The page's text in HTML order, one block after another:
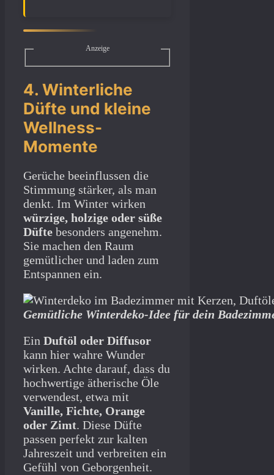
Anzeige
4. Winterliche
Düfte und kleine
Wellness-
Momente
Gerüche beeinflussen die
Stimmung stärker, als man
denkt. Im Winter wirken
würzige, holzige oder süße
Düfte besonders angenehm.
Sie machen den Raum
gemütlicher und laden zum
Entspannen ein.
Gemütliche Winterdeko-Idee für dein
Ein Duftöl oder Diffusor
kann hier wahre Wunder
wirken. Achte darauf, dass du
hochwertige ätherische Öle
verwendest, etwa mit
Vanille, Fichte, Orange
oder Zimt. Diese Düfte
passen perfekt zur kalten
Jahreszeit und verbreiten ein
Gefühl von Geborgenheit.